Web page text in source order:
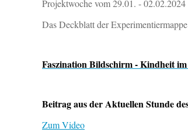
Projektwoche vom 29.01. - 02.02.2024
Das Deckblatt der
Faszination Bildschirm - Kindheit
Beitrag aus der Aktuellen Stunde
Zum Video